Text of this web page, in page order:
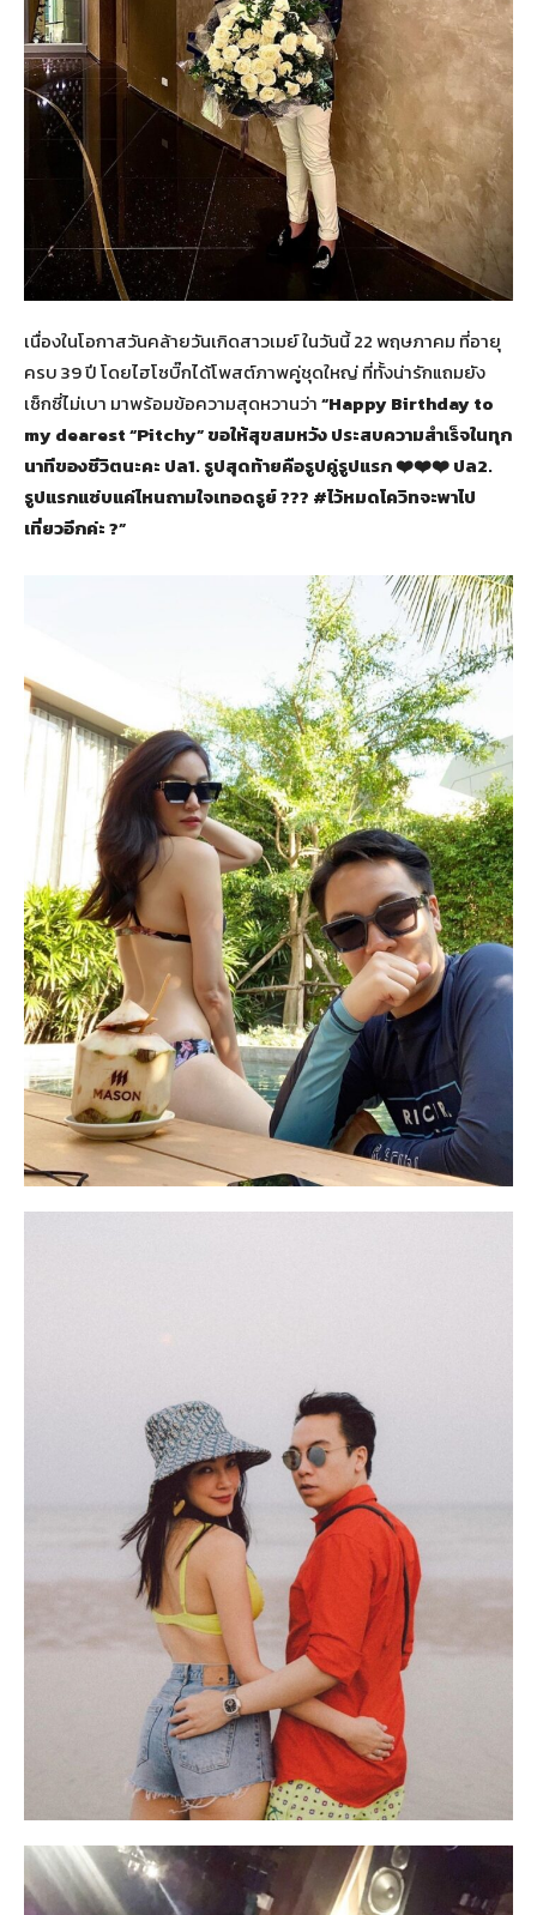
เนื่องในโอกาสวันคล้ายวันเกิดสาวเมย์ ในวันนี้ 22 พฤษภาคม ที่อายุ
ครบ 39 ปี โดยไฮโซบิ๊กได้โพสต์ภาพคู่ชุดใหญ่ ที่ทั้งน่ารักแถมยัง
เซ็กซี่ไม่เบา มาพร้อมข้อความสุดหวานว่า“Happy Birthday to
my dearest “Pitchy” ขอให้สุขสมหวัง ประสบความสำเร็จในทุก
นาทีของชีวิตนะคะ ปล1. รูปสุดท้ายคือรูปคู่รูปแรก ❤️❤️❤️ ปล2.
รูปแรกแซ่บแค่ไหนถามใจเทอดรูย์ ??? #ไว้หมดโควิทจะพาไป
เที่ยวอีกค่ะ ?”